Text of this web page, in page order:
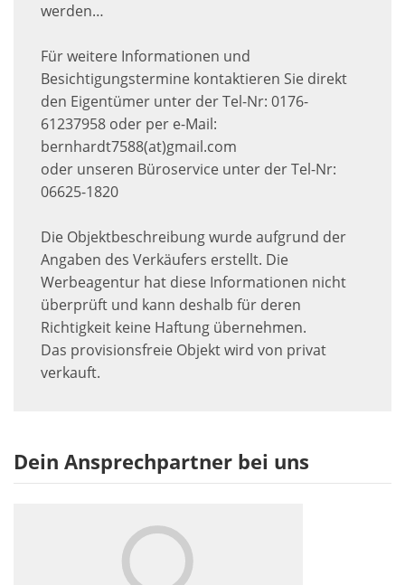
werden…
Für weitere Informationen und
Besichtigungstermine kontaktieren Sie direkt
den Eigentümer unter der Tel-Nr: 0176-
61237958 oder per e-Mail:
bernhardt7588(at)gmail.com
oder unseren Büroservice unter der Tel-Nr:
06625-1820
Die Objektbeschreibung wurde aufgrund der
Angaben des Verkäufers erstellt. Die
Werbeagentur hat diese Informationen nicht
überprüft und kann deshalb für deren
Richtigkeit keine Haftung übernehmen.
Das provisionsfreie Objekt wird von privat
verkauft.
Dein Ansprechpartner bei uns